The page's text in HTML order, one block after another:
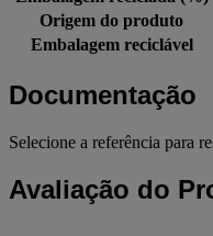
Origem do produto
Embalagem reciclável
Documentação
Selecione a referência para
Avaliação do